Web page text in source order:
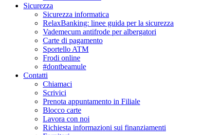
Sicurezza
Sicurezza informatica
RelaxBanking: linee guida per la sicurezza
Vademecum antifrode per albergatori
Carte di pagamento
Sportello ATM
Frodi online
#dontbeamule
Contatti
Chiamaci
Scrivici
Prenota appuntamento in Filiale
Blocco carte
Lavora con noi
Richiesta informazioni sui finanziamenti